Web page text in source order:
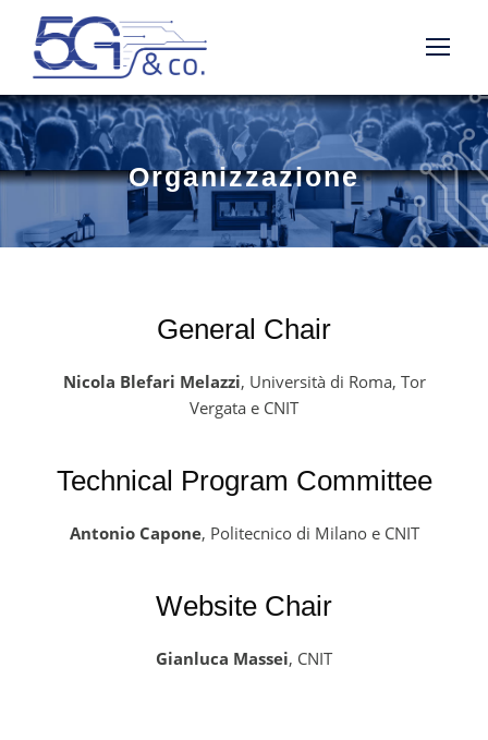
Organizzazione
General Chair
Nicola Blefari Melazzi, Università di Roma, Tor
Vergata e CNIT
Technical Program Committee
Antonio Capone, Politecnico di Milano e CNIT
Website Chair
Gianluca Massei, CNIT